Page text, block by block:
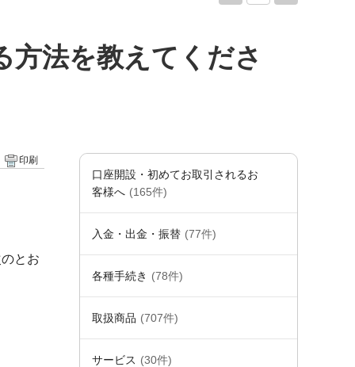
方法を教えてくださ
口座開設・初めてお取引されるお
客様へ (165件)
入金・出金・振替 (77件)
各種手続き (78件)
取扱商品 (707件)
サービス (30件)
印刷
とお